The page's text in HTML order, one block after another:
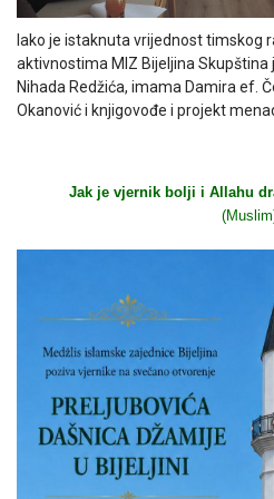
Iako je istaknuta vrijednost timskog
aktivnostima MIZ Bijeljina Skupština
Nihada Redžića, imama Damira ef.
Okanović i knjigovođe i projekt
Jak je vjernik bolji i Allahu